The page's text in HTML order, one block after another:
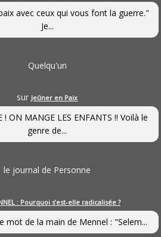
avec ceux qui vous font la guerre."
Je...
Quelqu'un
sur Jeûner en Paix
! ON MANGE LES ENFANTS !! Voilà le
genre de...
le journal de Personne
: Pourquoi s’est-elle radicalisée ?
mot de la main de Mennel : "Selem...